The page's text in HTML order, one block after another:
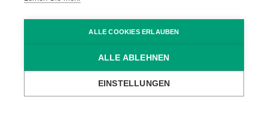
ALLE COOKIES ERLAUBEN
ALLE ABLEHNEN
EINSTELLUNGEN
Standort Wien (A)
Standort Ravensburg (D)